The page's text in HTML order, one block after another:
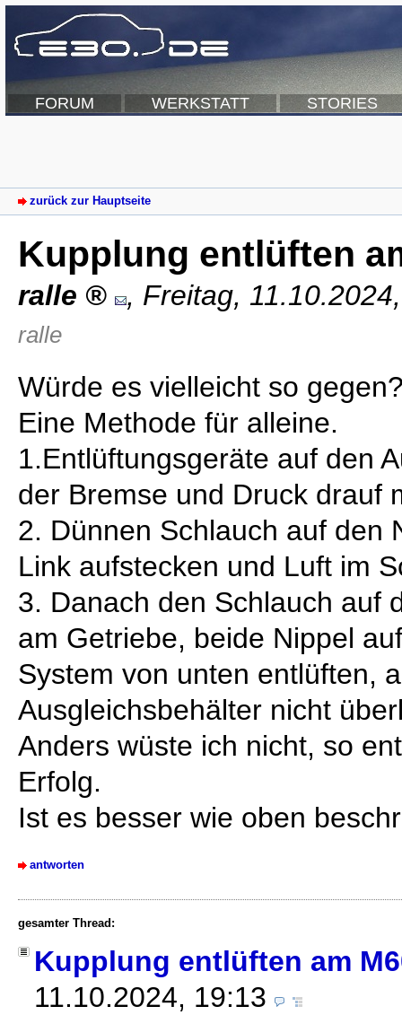
FORUM WERKSTATT STORIES
zurück zur Hauptseite
Kupplung entlüften
ralle , Freitag,
ralle
Würde es vielleicht so
Eine Methode für alleine.
1.Entlüftungsgeräte auf den
der Bremse und Druck drauf
2. Dünnen Schlauch auf den
Link aufstecken und Luft im
3. Danach den Schlauch auf
am Getriebe, beide Nippel
System von unten entlüften,
Ausgleichsbehälter nicht
Anders wüste ich nicht, so
Erfolg.
Ist es besser wie oben
antworten
gesamter Thread:
Kupplung entlüften am
11.10.2024, 19:13